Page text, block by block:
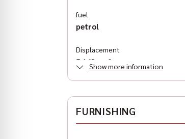
fuel
petrol
Displacement
5,162 cm³
all wheel drive
Show more information
FURNISHING